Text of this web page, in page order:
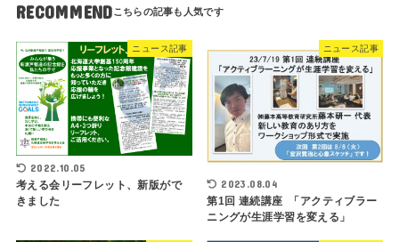
RECOMMEND
ニュース記事
2022.10.05
考える会リーフレット、新版がで
きました
ニュース記事
2023.08.04
第1回 連続講座 「アクティブラー
ニングが生涯学習を変える」